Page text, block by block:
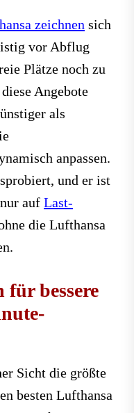
zeichnen sich
vor Abflug
Plätze noch zu
Angebote
als
anpassen.
und er ist
auf Last-
die Lufthansa
für bessere
Sicht die größte
besten Lufthansa